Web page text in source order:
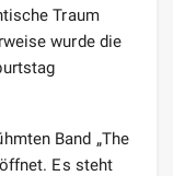
Traum
wurde die
Band „The
Es steht